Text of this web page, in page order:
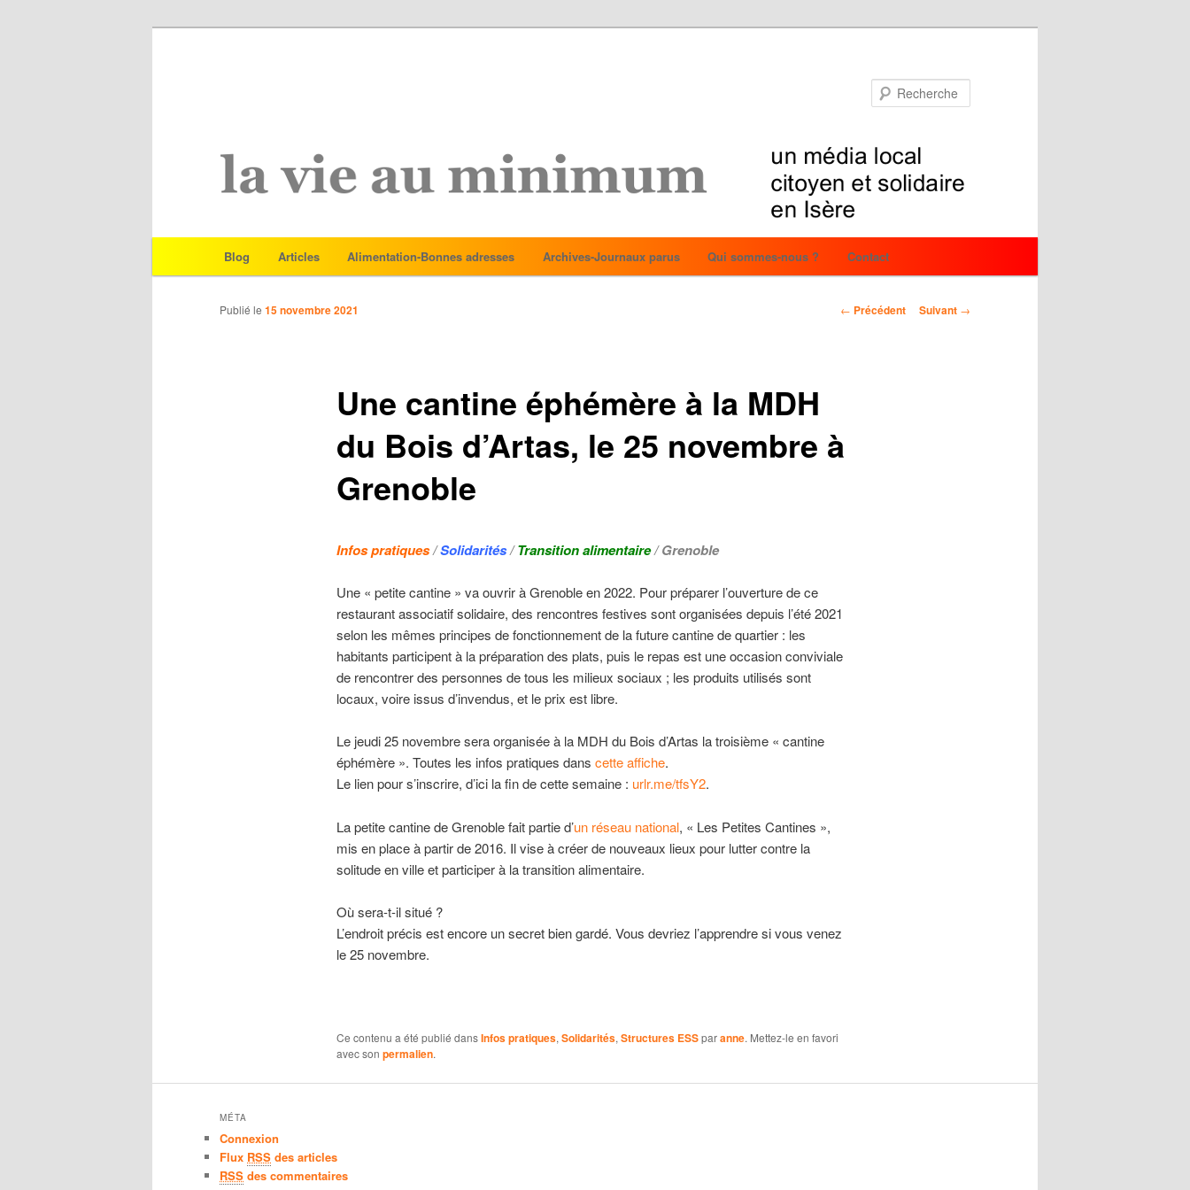
Aller
au
Blog Articles Alimentation-Bonnes adresses Archives-Journaux parus Qui sommes-nous ? Contact
Navigation
← Précédent Suivant →
Une cantine éphémère à la MDH
du Bois d’Artas, le 25 novembre à
Grenoble
Publié le 15 novembre 2021
Infos pratiques/Solidarités/Transition alimentaire/ Grenoble
Une « petite cantine » va ouvrir à Grenoble en 2022. Pour préparer l’ouverture de ce
restaurant associatif solidaire, des rencontres festives sont organisées depuis l’été 2021
selon les mêmes principes de fonctionnement de la future cantine de quartier : les
habitants participent à la préparation des plats, puis le repas est une occasion conviviale
de rencontrer des personnes de tous les milieux sociaux ; les produits utilisés sont
locaux, voire issus d’invendus, et le prix est libre.
Le jeudi 25 novembre sera organisée à la MDH du Bois d’Artas la troisième « cantine
éphémère ». Toutes les infos pratiques dans cette affiche.
Le lien pour s’inscrire, d’ici la fin de cette semaine : urlr.me/tfsY2.
La petite cantine de Grenoble fait partie d’un réseau national, « Les Petites Cantines »,
mis en place à partir de 2016. Il vise à créer de nouveaux lieux pour lutter contre la
solitude en ville et participer à la transition alimentaire.
Où sera-t-il situé ?
L’endroit précis est encore un secret bien gardé. Vous devriez l’apprendre si vous venez
le 25 novembre.
Ce contenu a été publié dansInfos pratiques, Solidarités, Structures ESSparanne. Mettez-le en favori
avec son permalien.
MÉTA
Connexion
Flux RSS des articles
RSS des commentaires